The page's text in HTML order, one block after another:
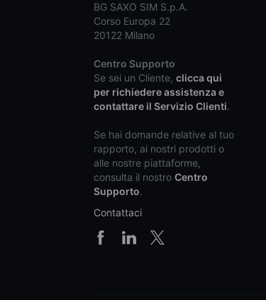
BG SAXO SIM S.p.A.
Corso Europa 22
20122 Milano
Centro Supporto
Se sei un Cliente, clicca qui
per richiedere assistenza e
contattare il Servizio Clienti.
Se hai domande relative al tuo
rapporto, ai nostri prodotti o
alle nostre piattaforme,
consulta il nostro Centro
Supporto.
Contattaci